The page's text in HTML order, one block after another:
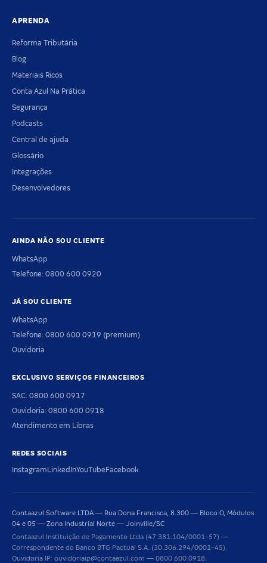
APRENDA
Reforma Tributária
Blog
Materiais Ricos
Conta Azul Na Prática
Segurança
Podcasts
Central de ajuda
Glossário
Integrações
Desenvolvedores
AINDA NÃO SOU CLIENTE
WhatsApp
Telefone: 0800 600 0920
JÁ SOU CLIENTE
WhatsApp
Telefone: 0800 600 0919 (premium)
Ouvidoria
EXCLUSIVO SERVIÇOS FINANCEIROS
SAC: 0800 600 0917
Ouvidoria: 0800 600 0918
Atendimento em Libras
REDES SOCIAIS
InstagramLinkedInYouTubeFacebook
Contaazul Software LTDA — Rua Dona Francisca, 8.300 — Bloco O, Módulos
04 e 05 — Zona Industrial Norte — Joinville/SC
Contaazul Instituição de Pagamento Ltda (47.381.104/0001-57) —
Correspondente do Banco BTG Pactual S.A. (30.306.294/0001-45).
Ouvidoria IP: ouvidoriaip@contaazul.com — 0800 600 0918.